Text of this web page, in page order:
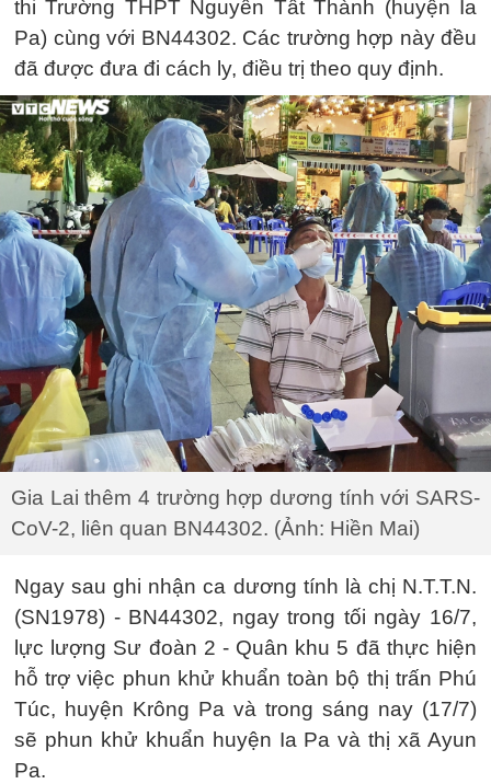
thi Trường THPT Nguyễn Tất Thành (huyện Ia
Pa) cùng với BN44302. Các trường hợp này đều
đã được đưa đi cách ly, điều trị theo quy định.
Gia Lai thêm 4 trường hợp dương tính với SARS-
CoV-2, liên quan BN44302. (Ảnh: Hiền Mai)
Ngay sau ghi nhận ca dương tính là chị N.T.T.N.
(SN1978) - BN44302, ngay trong tối ngày 16/7,
lực lượng Sư đoàn 2 - Quân khu 5 đã thực hiện
hỗ trợ việc phun khử khuẩn toàn bộ thị trấn Phú
Túc, huyện Krông Pa và trong sáng nay (17/7)
sẽ phun khử khuẩn huyện Ia Pa và thị xã Ayun
Pa.